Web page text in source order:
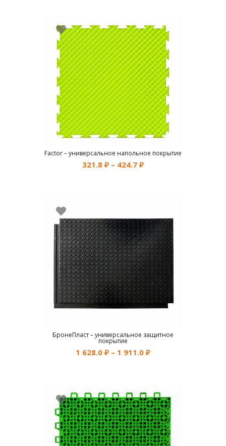
Factor – универсальное напольное покрытие
321.8 ₽ – 424.7 ₽
БронеПласт – универсальное защитное
покрытие
1 628.0 ₽ – 1 911.0 ₽